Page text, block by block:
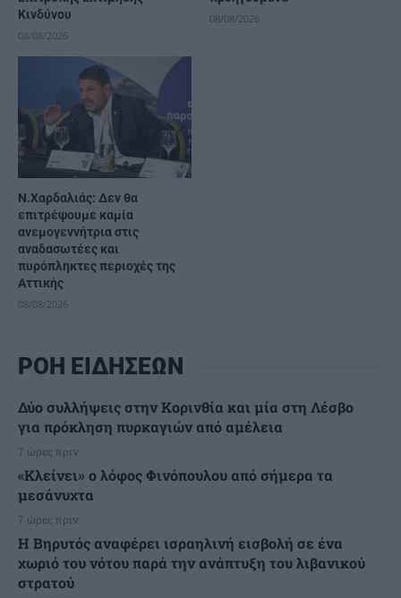
Κινδύνου
08/08/2026
08/08/2026
Ν.Χαρδαλιάς: Δεν θα
επιτρέψουμε καμία
ανεμογεννήτρια στις
αναδασωτέες και
πυρόπληκτες περιοχές της
Αττικής
08/08/2026
ΡΟΗ ΕΙΔΗΣΕΩΝ
Δύο συλλήψεις στην Κορινθία και μία στη Λέσβο
για πρόκληση πυρκαγιών από αμέλεια
7 ώρες πριν
«Κλείνει» ο λόφος Φινόπουλου από σήμερα τα
μεσάνυχτα
7 ώρες πριν
Η Βηρυτός αναφέρει ισραηλινή εισβολή σε ένα
χωριό του νότου παρά την ανάπτυξη του λιβανικού
στρατού